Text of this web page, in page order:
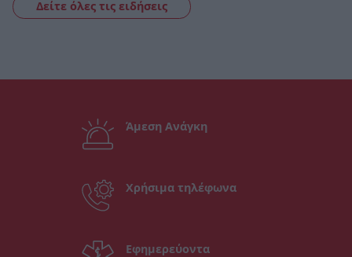
Δείτε όλες τις ειδήσεις
Άμεση Ανάγκη
Χρήσιμα τηλέφωνα
Εφημερεύοντα